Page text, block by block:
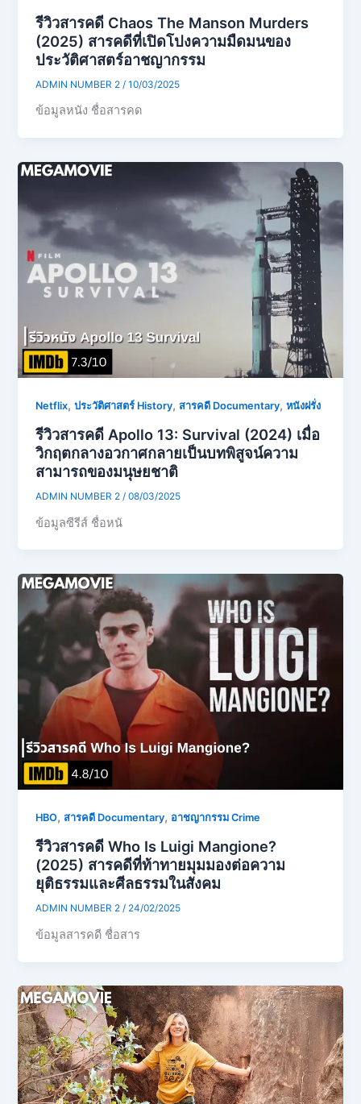
รีวิวสารคดี Chaos The Manson Murders
(2025) สารคดีที่เปิดโปงความมืดมนของ
ประวัติศาสตร์อาชญากรรม
ADMIN NUMBER 2 /10/03/2025
ข้อมูลหนัง ชื่อสารคด
Netflix,ประวัติศาสตร์ History,สารคดี Documentary,หนังฝรั่ง
รีวิวสารคดี Apollo 13: Survival (2024) เมื่อ
วิกฤตกลางอวกาศกลายเป็นบทพิสูจน์ความ
สามารถของมนุษยชาติ
ADMIN NUMBER 2 /08/03/2025
ข้อมูลซีรีส์ ชื่อหนั
HBO,สารคดี Documentary, อาชญากรรม Crime
รีวิวสารคดี Who Is Luigi Mangione?
(2025) สารคดีที่ท้าทายมุมมองต่อความ
ยุติธรรมและศีลธรรมในสังคม
ADMIN NUMBER 2/ 24/02/2025
ข้อมูลสารคดี ชื่อสาร